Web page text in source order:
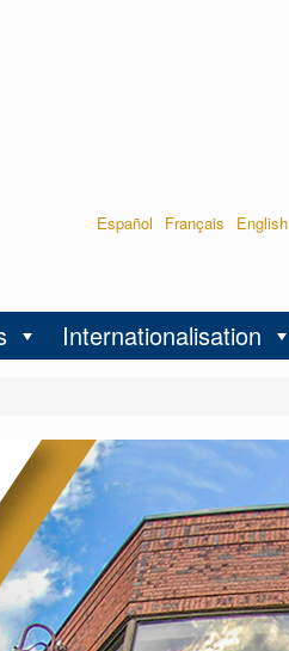
Español Français English
Internationalisation